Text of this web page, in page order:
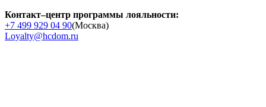
Контакт–центр программы лояльности:
+7 499 929 04 90(Москва)
Loyalty@hcdom.ru